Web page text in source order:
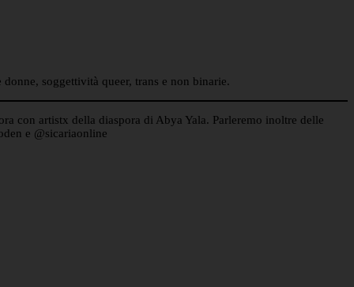
soggettività queer, trans e non binarie.
con artistx della diaspora di Abya Yala. Parleremo inoltre delle
e @sicariaonline